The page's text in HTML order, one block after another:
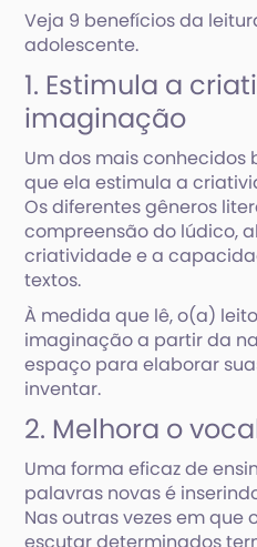
Veja 9 benefícios da
adolescente.
1. Estimula a
imaginação
Um dos mais conhecidos
que ela estimula a
Os diferentes gêneros
compreensão do lúdico,
criatividade e a
textos.
À medida que lê, o(a)
imaginação a partir da
espaço para elaborar
inventar.
2. Melhora o
Uma forma eficaz de
palavras novas é
Nas outras vezes em